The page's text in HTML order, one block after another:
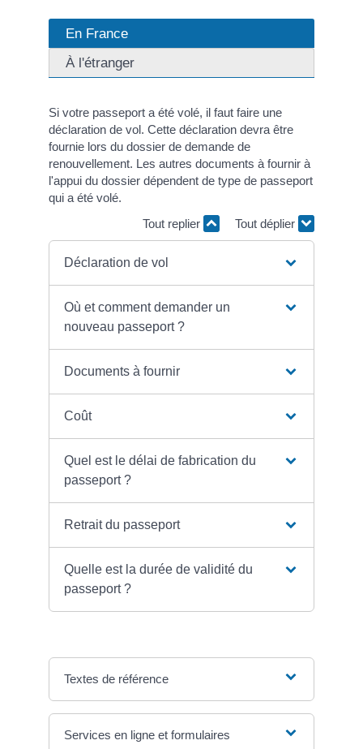
En France
À l'étranger
Si votre passeport a été volé, il faut faire une
déclaration de vol. Cette déclaration devra être
fournie lors du dossier de demande de
renouvellement. Les autres documents à fournir à
l'appui du dossier dépendent de type de passeport
qui a été volé.
Tout replier
Tout déplier
Déclaration de vol
Où et comment demander un
nouveau passeport ?
Documents à fournir
Coût
Quel est le délai de fabrication du
passeport ?
Retrait du passeport
Quelle est la durée de validité du
passeport ?
Textes de référence
Services en ligne et formulaires